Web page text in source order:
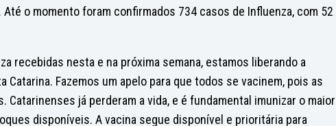
o momento foram confirmados 734 casos de Influenza, com 52
recebidas nesta e na próxima semana, estamos liberando a
Catarina. Fazemos um apelo para que todos se vacinem, pois as
já perderam a vida, e é fundamental imunizar o maior
disponíveis. A vacina segue disponível e prioritária para